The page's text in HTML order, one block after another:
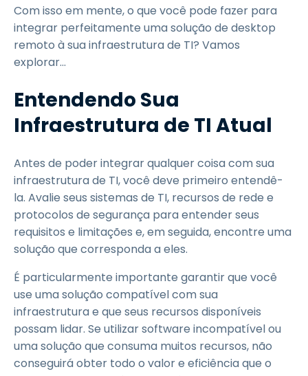
Com isso em mente, o que você pode fazer para
integrar perfeitamente uma solução de desktop
remoto à sua infraestrutura de TI? Vamos
explorar...
Entendendo Sua
Infraestrutura de TI Atual
Antes de poder integrar qualquer coisa com sua
infraestrutura de TI, você deve primeiro entendê-
la. Avalie seus sistemas de TI, recursos de rede e
protocolos de segurança para entender seus
requisitos e limitações e, em seguida, encontre uma
solução que corresponda a eles.
É particularmente importante garantir que você
use uma solução compatível com sua
infraestrutura e que seus recursos disponíveis
possam lidar. Se utilizar software incompatível ou
uma solução que consuma muitos recursos, não
conseguirá obter todo o valor e eficiência que o